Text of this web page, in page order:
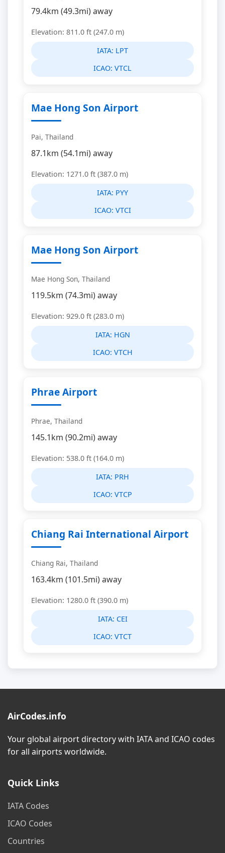
79.4km (49.3mi) away
Elevation: 811.0 ft (247.0 m)
IATA: LPT
ICAO: VTCL
Mae Hong Son Airport
Pai, Thailand
87.1km (54.1mi) away
Elevation: 1271.0 ft (387.0 m)
IATA: PYY
ICAO: VTCI
Mae Hong Son Airport
Mae Hong Son, Thailand
119.5km (74.3mi) away
Elevation: 929.0 ft (283.0 m)
IATA: HGN
ICAO: VTCH
Phrae Airport
Phrae, Thailand
145.1km (90.2mi) away
Elevation: 538.0 ft (164.0 m)
IATA: PRH
ICAO: VTCP
Chiang Rai International Airport
Chiang Rai, Thailand
163.4km (101.5mi) away
Elevation: 1280.0 ft (390.0 m)
IATA: CEI
ICAO: VTCT
AirCodes.info
Your global airport directory with IATA and ICAO codes
for all airports worldwide.
Quick Links
IATA Codes
ICAO Codes
Countries